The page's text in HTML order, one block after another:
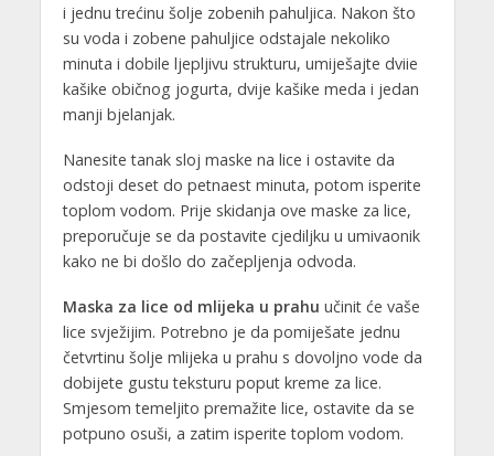
i jednu trećinu šolje zobenih pahuljica. Nakon što
su voda i zobene pahuljice odstajale nekoliko
minuta i dobile ljepljivu strukturu, umiješajte dviie
kašike običnog jogurta, dvije kašike meda i jedan
manji bjelanjak.
Nanesite tanak sloj maske na lice i ostavite da
odstoji deset do petnaest minuta, potom isperite
toplom vodom. Prije skidanja ove maske za lice,
preporučuje se da postavite cjediljku u umivaonik
kako ne bi došlo do začepljenja odvoda.
Maska za lice od mlijeka u prahu učinit će vaše
lice svježijim. Potrebno je da pomiješate jednu
četvrtinu šolje mlijeka u prahu s dovoljno vode da
dobijete gustu teksturu poput kreme za lice.
Smjesom temeljito premažite lice, ostavite da se
potpuno osuši, a zatim isperite toplom vodom.